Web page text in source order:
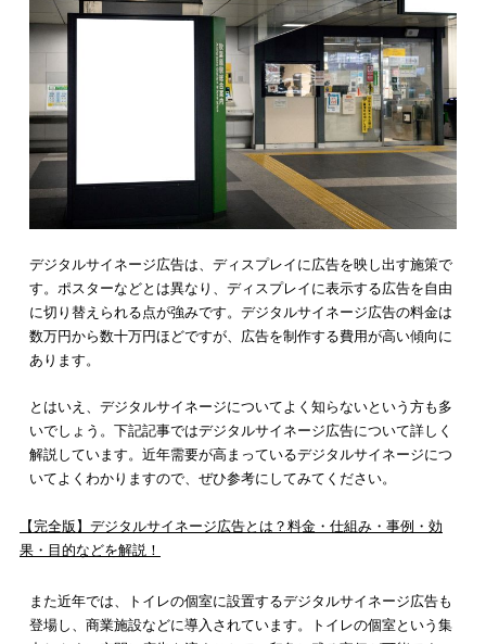
貸し切り広告は、電車やバスなどの広告枠を貸し切って広告を
するという施策です。窓ガラスや窓上、ドア横など全ての広告
インパクトの強い宣伝を狙えます。メディアなど
り上げられれば、より大きな宣伝効果も期待できます。
貸し切り広告は電車バスなどの広告枠を全て使うため、多額の
が、2週間で1,500万円ほどかかるケースも珍しくありません。
貸し切り広告は料金が高額ですが、インパクトのある宣伝をす
に向いています。そのため、期間限定で利用するなど、工夫次
大きな広告効果を得られます
ボディー広告
ボディー広告は、車内にポスターなどを掲載するのではなく、
告を掲載するため、非常にインパクトのある宣伝 が可能です。
に広告を掲載すると
電車の場合、複数車両で1編成のボディー広告を利用すると、